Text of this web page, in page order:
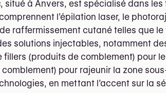
situé à Anvers, est spécialisé dans
l’épilation laser, le
raffermissement cutané telles que
solutions injectables, notamment
fillers (produits de comblement) pour
pour rajeunir la zone
en mettant l’accent sur la